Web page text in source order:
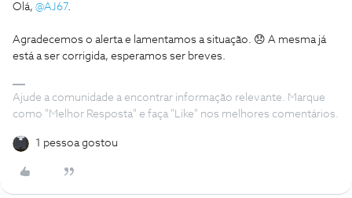
Olá, @AJ67.
Agradecemos o alerta e lamentamos a situação. 😞 A mesma já
está a ser corrigida, esperamos ser breves.
Ajude a comunidade a encontrar informação relevante. Marque
como "Melhor Resposta" e faça "Like" nos melhores comentários.
1 pessoa gostou